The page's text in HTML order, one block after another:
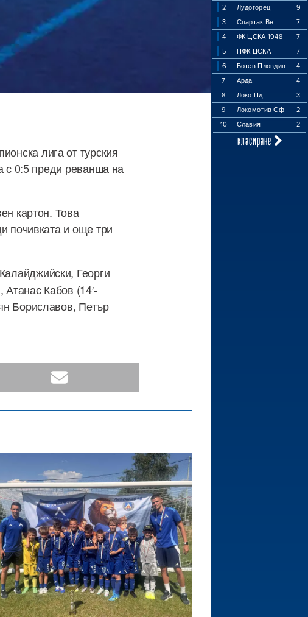
2 Лудогорец
9
3
Спартак Вн
7
4
ФК ЦСКА 1948
7
5
ПФК ЦСКА
7
6
Ботев Пловдив
4
7
Арда
4
8
Локо Пд
3
9
Локомотив Сф
2
10
Славия 2
класиране
лига от турския
с 0:5 преди реванша на
картон. Това
почивката и още три
Георги
Кабов (14′-
Бориславов, Петър